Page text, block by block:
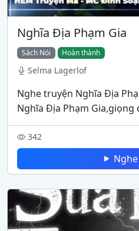
Nghĩa Địa Phạm Gia
Sách Nói Hoàn thành
Selma Lagerlof
Nghe truyện Nghĩa Địa
Nghĩa Địa Phạm Gia,giọng
342